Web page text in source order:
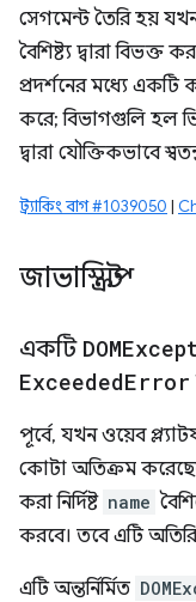
সেগমেন্ট তৈরি হয়
বৈশিষ্ট্য দ্বারা
প্রদর্শনের মধ্যে
করে; বিভাগগুলি হল
দ্বারা যৌক্তিকভাবে
ট্র্যাকিং বাগ #1039050 |
জাভাস্ক্রিপ্ট
একটি
ExceededError
পূর্বে, যখন ওয়েব
কোটা অতিক্রম
করা নির্দিষ্ট name
করবে। তবে এটি
এটি অন্তর্নির্মিত